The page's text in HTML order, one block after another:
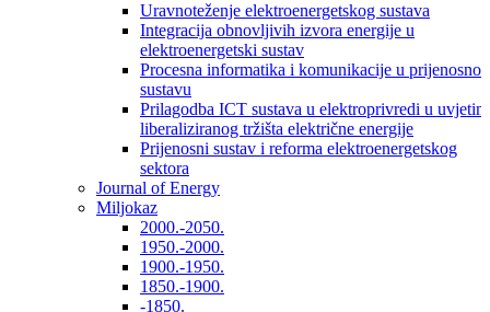
Uravnoteženje elektroenergetskog sustava
Integracija obnovljivih izvora energije u
elektroenergetski sustav
Procesna informatika i komunikacije u
sustavu
Prilagodba ICT sustava u elektroprivredi u
liberaliziranog tržišta električne energije
Prijenosni sustav i reforma elektroenergetskog
sektora
Journal of Energy
Miljokaz
2000.-2050.
1950.-2000.
1900.-1950.
1850.-1900.
-1850.